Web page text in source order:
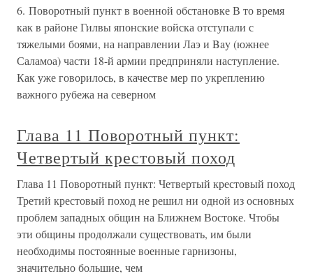
6. Поворотный пункт в военной обстановке В то время
как в районе Гилвы японские войска отступали с
тяжелыми боями, на направлении Лаэ и Bay (южнее
Саламоа) части 18-й армии предприняли наступление.
Как уже говорилось, в качестве мер по укреплению
важного рубежа на северном
Глава 11 Поворотный пункт:
Четвертый крестовый поход
Глава 11 Поворотный пункт: Четвертый крестовый поход
Третий крестовый поход не решил ни одной из основных
проблем западных общин на Ближнем Востоке. Чтобы
эти общины продолжали существовать, им были
необходимы постоянные военные гарнизоны,
значительно большие, чем